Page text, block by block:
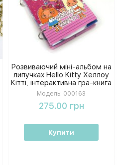
Розвиваючий міні-альбом на
липучках Hello Kitty Хеллоу
Кітті, інтерактивна гра-книга
для дівчаток
Модель: 000163
275.00 грн
Купити